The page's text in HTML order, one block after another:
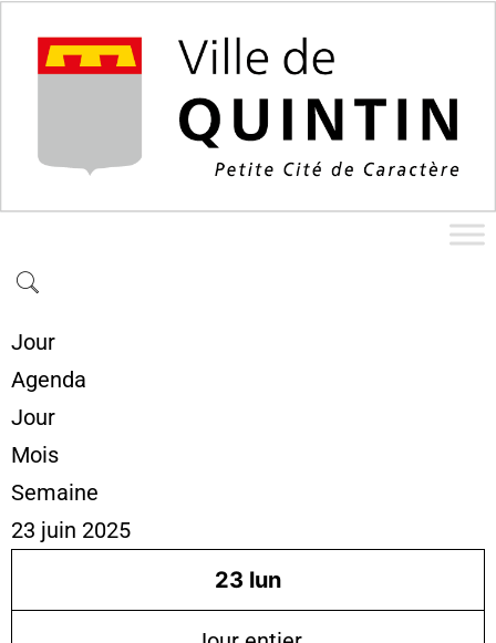
Jour
Agenda
Jour
Mois
Semaine
23 juin 2025
23 lun